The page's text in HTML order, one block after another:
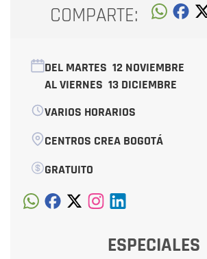
COMPARTE:
DEL MARTES 12 NOVIEMBRE
AL VIERNES 13 DICIEMBRE
VARIOS HORARIOS
CENTROS CREA BOGOTÁ
GRATUITO
ESPECIALES